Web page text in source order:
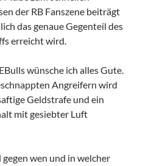
der RB Fanszene beiträgt
das genaue Gegenteil des
erreicht wird.
wünsche ich alles Gute.
Angreifern wird
Geldstrafe und ein
mit gesiebter Luft
wen und in welcher